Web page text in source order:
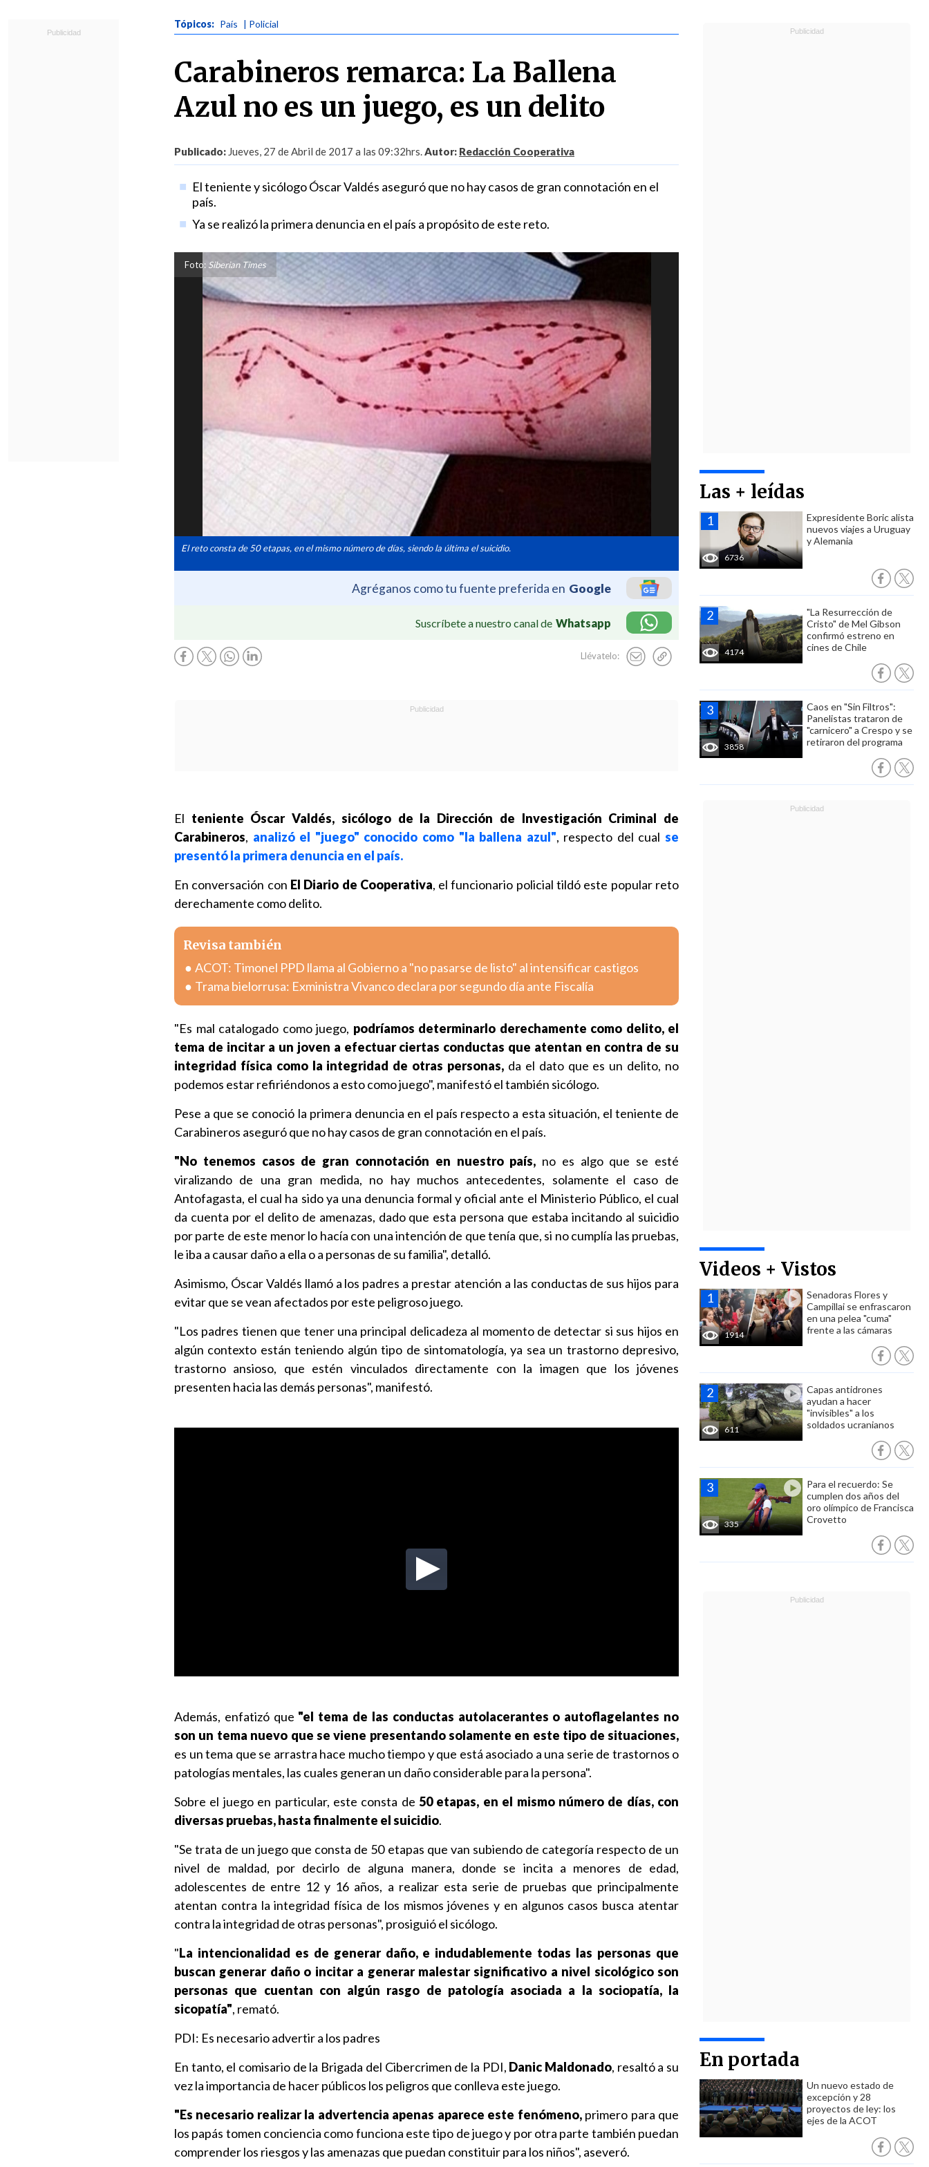
Tópicos: País | Policial
Carabineros remarca: La Ballena
Azul no es un juego, es un delito
Publicado: Jueves, 27 de Abril de 2017 a las 09:32hrs.Autor: Redacción Cooperativa
El teniente y sicólogo Óscar Valdés aseguró que no hay casos de gran connotación en el
país.
Ya se realizó la primera denuncia en el país a propósito de este reto.
Foto: Siberian Times
El reto consta de 50 etapas, en el mismo número de días, siendo la última el suicidio.
Agréganos como tu fuente preferida en Google
Suscríbete a nuestro canal de Whatsapp
Llévatelo:
Las + leídas
6736
Expresidente Boric alista
nuevos viajes a Uruguay
y Alemania
4174
"La Resurrección de
Cristo" de Mel Gibson
confirmó estreno en
cines de Chile
3858
Caos en "Sin Filtros":
Panelistas trataron de
"carnicero" a Crespo y se
retiraron del programa
Videos + Vistos
1914
Senadoras Flores y
Campillai se enfrascaron
en una pelea "cuma"
frente a las cámaras
611
Capas antidrones
ayudan a hacer
"invisibles" a los
soldados ucranianos
335
Para el recuerdo: Se
cumplen dos años del
oro olímpico de Francisca
Crovetto
En portada
Un nuevo estado de
excepción y 28
proyectos de ley: los
ejes de la ACOT
El teniente Óscar Valdés, sicólogo de la Dirección de Investigación Criminal de
Carabineros, analizó el "juego" conocido como "la ballena azul", respecto del cual se
presentó la primera denuncia en el país.
En conversación con El Diario de Cooperativa, el funcionario policial tildó este popular reto
derechamente como delito.
Revisa también
ACOT: Timonel PPD llama al Gobierno a "no pasarse de listo" al intensificar castigos
Trama bielorrusa: Exministra Vivanco declara por segundo día ante Fiscalía
"Es mal catalogado como juego, podríamos determinarlo derechamente como delito, el
tema de incitar a un joven a efectuar ciertas conductas que atentan en contra de su
integridad física como la integridad de otras personas, da el dato que es un delito, no
podemos estar refiriéndonos a esto como juego", manifestó el también sicólogo.
Pese a que se conoció la primera denuncia en el país respecto a esta situación, el teniente de
Carabineros aseguró que no hay casos de gran connotación en el país.
"No tenemos casos de gran connotación en nuestro país, no es algo que se esté
viralizando de una gran medida, no hay muchos antecedentes, solamente el caso de
Antofagasta, el cual ha sido ya una denuncia formal y oficial ante el Ministerio Público, el cual
da cuenta por el delito de amenazas, dado que esta persona que estaba incitando al suicidio
por parte de este menor lo hacía con una intención de que tenía que, si no cumplía las pruebas,
le iba a causar daño a ella o a personas de su familia", detalló.
Asimismo, Óscar Valdés llamó a los padres a prestar atención a las conductas de sus hijos para
evitar que se vean afectados por este peligroso juego.
"Los padres tienen que tener una principal delicadeza al momento de detectar si sus hijos en
algún contexto están teniendo algún tipo de sintomatología, ya sea un trastorno depresivo,
trastorno ansioso, que estén vinculados directamente con la imagen que los jóvenes
presenten hacia las demás personas", manifestó.
Además, enfatizó que "el tema de las conductas autolacerantes o autoflagelantes no
son un tema nuevo que se viene presentando solamente en este tipo de situaciones,
es un tema que se arrastra hace mucho tiempo y que está asociado a una serie de trastornos o
patologías mentales, las cuales generan un daño considerable para la persona".
Sobre el juego en particular, este consta de 50 etapas, en el mismo número de días, con
diversas pruebas, hasta finalmente el suicidio.
"Se trata de un juego que consta de 50 etapas que van subiendo de categoría respecto de un
nivel de maldad, por decirlo de alguna manera, donde se incita a menores de edad,
adolescentes de entre 12 y 16 años, a realizar esta serie de pruebas que principalmente
atentan contra la integridad física de los mismos jóvenes y en algunos casos busca atentar
contra la integridad de otras personas", prosiguió el sicólogo.
"La intencionalidad es de generar daño, e indudablemente todas las personas que
buscan generar daño o incitar a generar malestar significativo a nivel sicológico son
personas que cuentan con algún rasgo de patología asociada a la sociopatía, la
sicopatía", remató.
PDI: Es necesario advertir a los padres
En tanto, el comisario de la Brigada del Cibercrimen de la PDI, Danic Maldonado, resaltó a su
vez la importancia de hacer públicos los peligros que conlleva este juego.
"Es necesario realizar la advertencia apenas aparece este fenómeno,primero para que
los papás tomen conciencia como funciona este tipo de juego y por otra parte también puedan
comprender los riesgos y las amenazas que puedan constituir para los niños", aseveró.